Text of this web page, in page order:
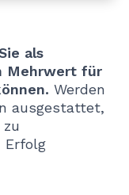
als
Mehrwert für
Werden
ausgestattet,
Erfolg